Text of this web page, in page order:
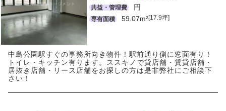
共益・管理費
円
専有面積 59.07m²[17.9坪]
中島公園駅すぐの事務所向き物件！駅前通り側に窓面有り！
トイレ・キッチン有ります。ススキノで貸店舗・賃貸店舗・
居抜き店舗・リース店舗をお探しの方は是非弊社にご相談下
さい！